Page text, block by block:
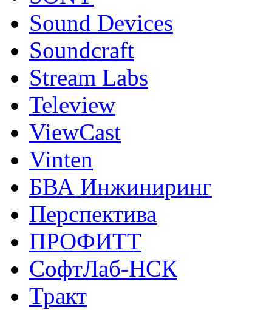
Sound Devices
Soundcraft
Stream Labs
Teleview
ViewCast
Vinten
БВА Инжиниринг
Перспектива
ПРОФИТТ
СофтЛаб-НСК
Тракт